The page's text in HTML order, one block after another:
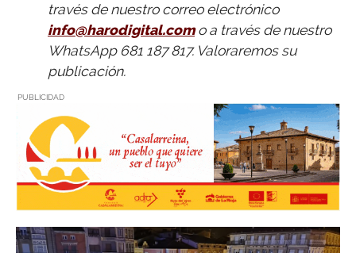
través de nuestro correo electrónico
info@harodigital.como a través de nuestro
WhatsApp 681 187 817. Valoraremos su
publicación.
PUBLICIDAD